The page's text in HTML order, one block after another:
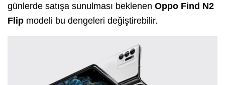
günlerde satışa sunulması beklenen Oppo Find N2
Flip modeli bu dengeleri değiştirebilir.